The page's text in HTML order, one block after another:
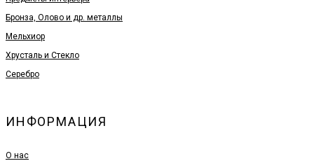
Бронза, Олово и др. металлы
Мельхиор
Хрусталь и Стекло
Серебро
ИНФОРМАЦИЯ
О нас